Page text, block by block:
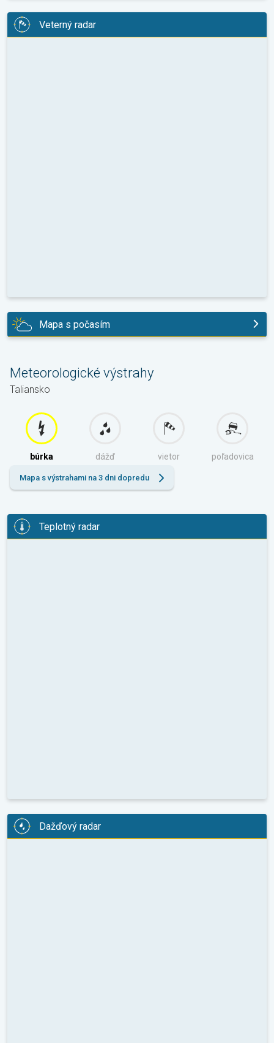
Veterný radar
Mapa s počasím
Meteorologické výstrahy
Taliansko
búrka dážď vietor poľadovica
Mapa s výstrahami na 3 dni dopredu
Teplotný radar
Dažďový radar